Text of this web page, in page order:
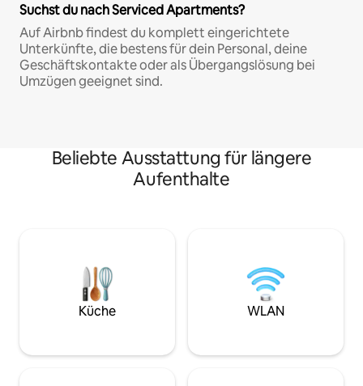
Suchst du nach Serviced Apartments?
Auf Airbnb findest du komplett eingerichtete
Unterkünfte, die bestens für dein Personal, deine
Geschäftskontakte oder als Übergangslösung bei
Umzügen geeignet sind.
Beliebte Ausstattung für längere
Aufenthalte
Küche WLAN